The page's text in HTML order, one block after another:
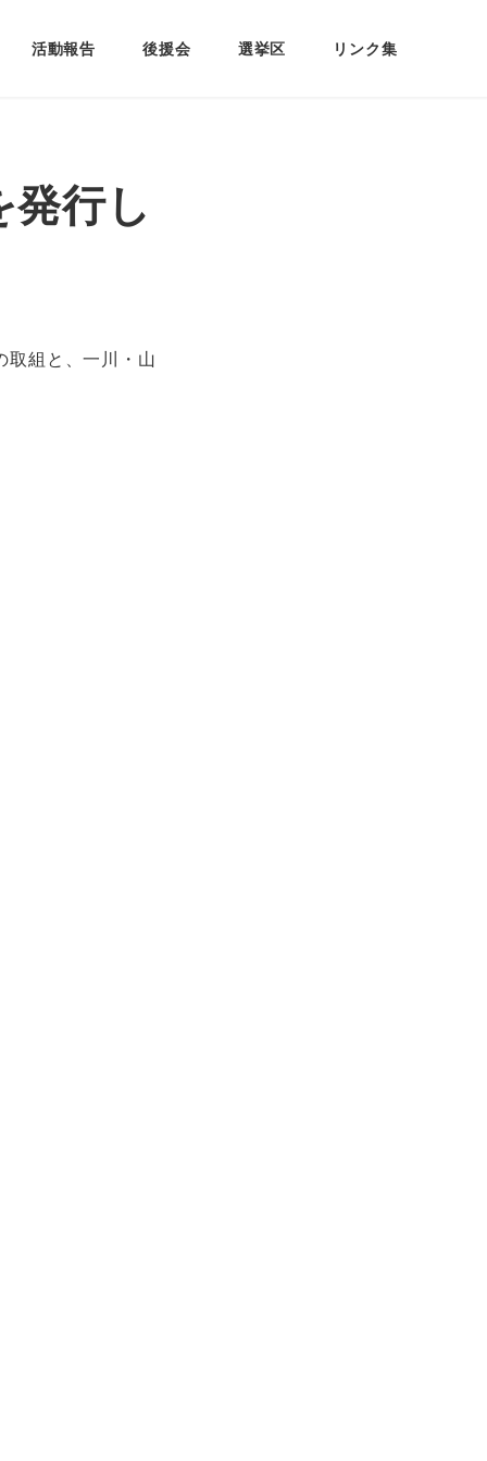
活動報告 後援会 選挙区 リンク集
行し
取組と、一川・山